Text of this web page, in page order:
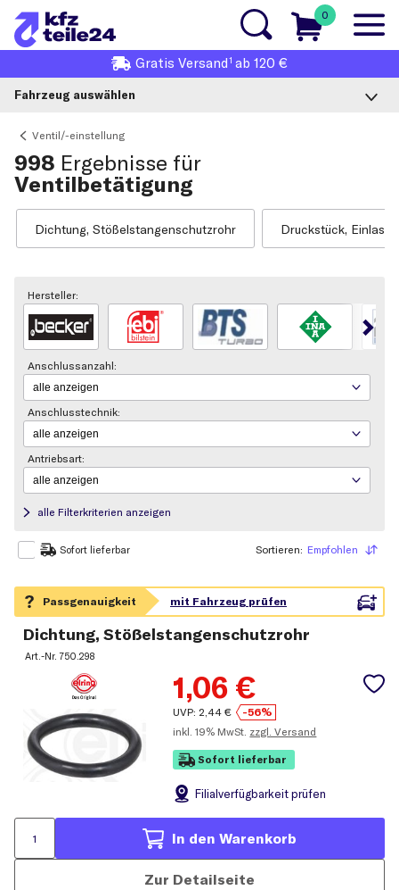
0
Gratis Versand1 ab 120 €
Fahrzeug auswählen
Ventil/-einstellung
998 Ergebnisse für
Ventilbetätigung
Dichtung, Stößelstangenschutzrohr Druckstück,
Hersteller:
Anschlussanzahl:
Anschlusstechnik:
Antriebsart:
alle Filterkriterien anzeigen
Sofort lieferbar Empfohlen
Sortieren
Dichtung, Stößelstangenschutzrohr
Art.-Nr.750.298
1,06 €
UVP:2,44 €
-56%
inkl. 19% MwSt. zzgl. Versand
Sofort lieferbar
Filialverfügbarkeit prüfen
In den Warenkorb
Zur Detailseite